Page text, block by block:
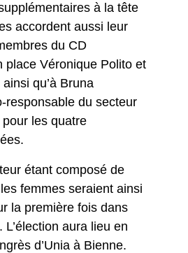
à la tête
accordent aussi leur
du CD
place Véronique Polito et
qu’à Bruna
responsable du secteur
les quatre
étant composé de
femmes seraient ainsi
la première fois dans
L’élection aura lieu en
d’Unia à Bienne.